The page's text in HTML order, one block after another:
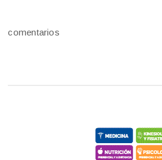
comentarios